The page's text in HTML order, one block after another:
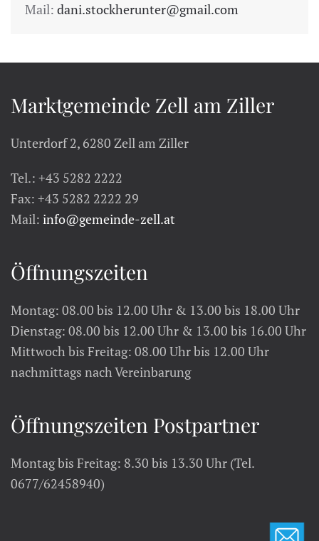
Mail: dani.stockherunter@gmail.com
Marktgemeinde Zell am Ziller
Unterdorf 2, 6280 Zell am Ziller
Tel.: +43 5282 2222
Fax: +43 5282 2222 29
Mail: info@gemeinde-zell.at
Öffnungszeiten
Montag: 08.00 bis 12.00 Uhr & 13.00 bis 18.00 Uhr
Dienstag: 08.00 bis 12.00 Uhr & 13.00 bis 16.00 Uhr
Mittwoch bis Freitag: 08.00 Uhr bis 12.00 Uhr
nachmittags nach Vereinbarung
Öffnungszeiten Postpartner
Montag bis Freitag: 8.30 bis 13.30 Uhr (Tel.
0677/62458940)